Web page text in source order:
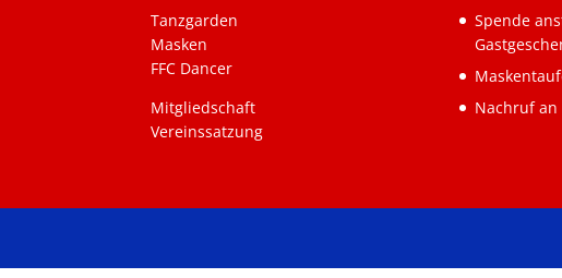
Tanzgarden
Masken
FFC Dancer
Mitgliedschaft
Vereinssatzung
Spende
Nachruf